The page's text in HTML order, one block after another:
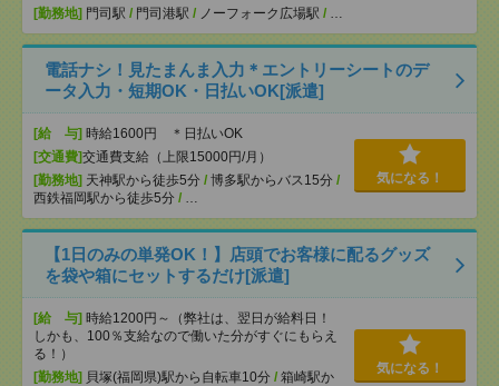
[勤務地] 門司駅 / 門司港駅 / ノーフォーク広場駅 / …
電話ナシ！見たまんま入力＊エントリーシートのデ
ータ入力・短期OK・日払いOK[派遣]
[給 与] 時給1600円 ＊日払いOK
[交通費]交通費支給（上限15000円/月）
[勤務地] 天神駅から徒歩5分 / 博多駅からバス15分 /
西鉄福岡駅から徒歩5分 / …
気になる！
【1日のみの単発OK！】店頭でお客様に配るグッズ
を袋や箱にセットするだけ[派遣]
[給 与] 時給1200円～（弊社は、翌日が給料日！
しかも、100％支給なので働いた分がすぐにもらえ
る！）
[勤務地] 貝塚(福岡県)駅から自転車10分 / 箱崎駅か
気になる！